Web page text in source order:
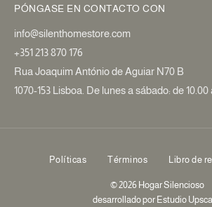
PÓNGASE EN CONTACTO CON
info@silenthomestore.com
+351 213 870 176
Rua Joaquim António de Aguiar N70 B
1070-153 Lisboa. De lunes a sábado: de 10.00
© 2026 Hogar Silencioso
desarrollado por Estudio
Políticas Términos Libro de